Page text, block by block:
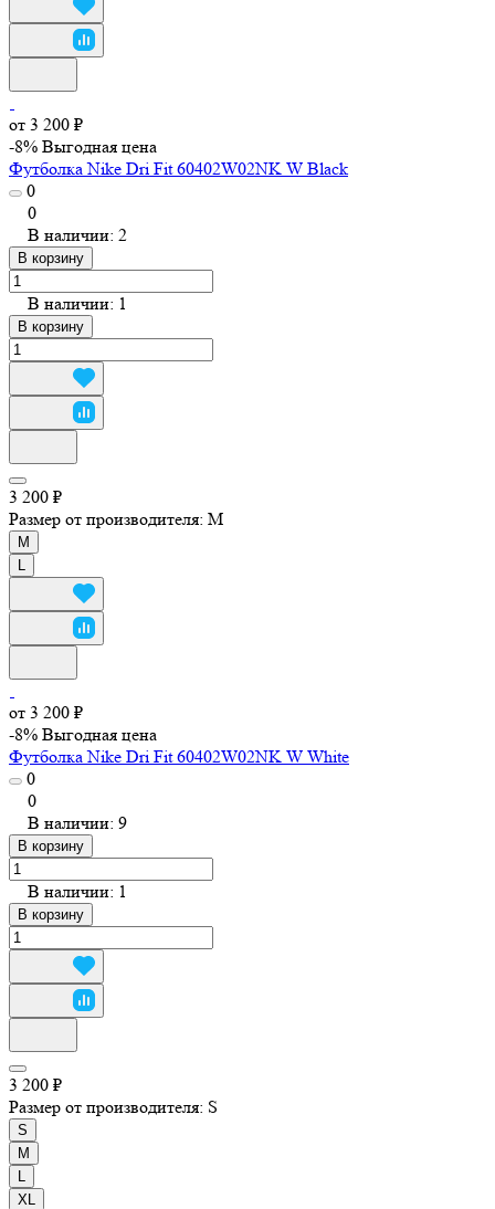
от 3 200 ₽
-8% Выгодная цена
Футболка Nike Dri Fit 60402W02NK W Black
0
0
В наличии: 2
В корзину
В наличии: 1
В корзину
3 200 ₽
Размер от производителя: M
M
от 3 200 ₽
-8% Выгодная цена
Футболка Nike Dri Fit 60402W02NK W White
0
0
В наличии: 9
В корзину
В наличии: 1
В корзину
3 200 ₽
Размер от производителя: S
S
M
XL